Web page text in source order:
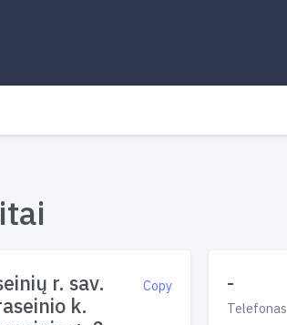
Copy
r. sav.
k.
-
Telefonas